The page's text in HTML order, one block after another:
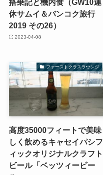
搭乗記と機内食（GW10連
休サムイ＆バンコク旅行
2019 その26）
2023-04-08
ファーストクラスラウンジ
高度35000フィートで美味
しく飲めるキャセイパシフ
ィックオリジナルクラフト
ビール「ベッツィービー